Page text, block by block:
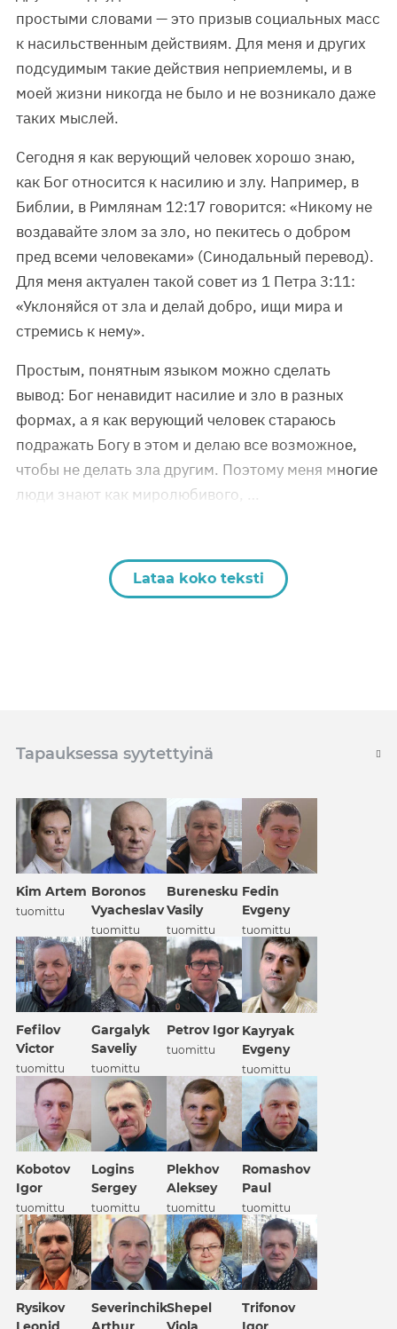
простыми словами — это призыв социальных масс
к насильственным действиям. Для меня и других
подсудимым такие действия неприемлемы, и в
моей жизни никогда не было и не возникало даже
таких мыслей.
Сегодня я как верующий человек хорошо знаю,
как Бог относится к насилию и злу. Например, в
Библии, в Римлянам 12:17 говорится: «Никому не
воздавайте злом за зло, но пекитесь о добром
пред всеми человеками» (Синодальный перевод).
Для меня актуален такой совет из 1 Петра 3:11:
«Уклоняйся от зла и делай добро, ищи мира и
стремись к нему».
Простым, понятным языком можно сделать
вывод: Бог ненавидит насилие и зло в разных
формах, а я как верующий человек стараюсь
подражать Богу в этом и делаю все возможное,
чтобы не делать зла другим. Поэтому меня многие
люди знают как миролюбивого, …
Lataa koko teksti
Tapauksessa syytettyinä
Kim Artem
tuomittu
Boronos
Vyacheslav
tuomittu
Burenesku
Vasily
tuomittu
Fedin
Evgeny
tuomittu
Fefilov
Victor
tuomittu
Gargalyk
Saveliy
tuomittu
Petrov Igor
tuomittu
Kayryak
Evgeny
tuomittu
Kobotov
Igor
tuomittu
Logins
Sergey
tuomittu
Plekhov
Aleksey
tuomittu
Romashov
Paul
tuomittu
Rysikov
SeverinchikShepel
Trifonov